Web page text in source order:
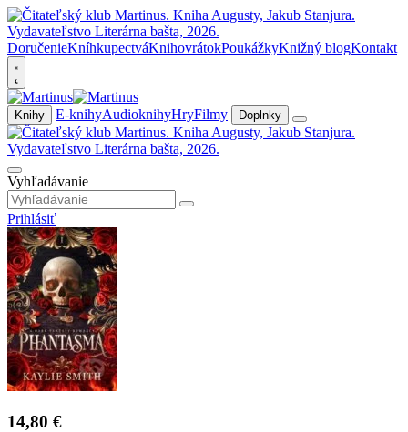
DoručenieKníhkupectváKnihovrátokPoukážkyKnižný blogKontakt
Knihy E-knihyAudioknihyHryFilmy Doplnky
Vyhľadávanie
Prihlásiť
14,80 €